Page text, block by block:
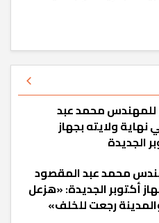
محمد عبد
ولايته بجهاز
الجديدة
محمد عبد المقصود
أكتوبر الجديدة: «هزعل
رجعت للخلف»